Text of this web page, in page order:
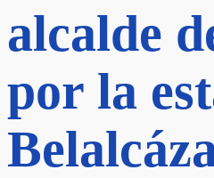
alcalde
por la